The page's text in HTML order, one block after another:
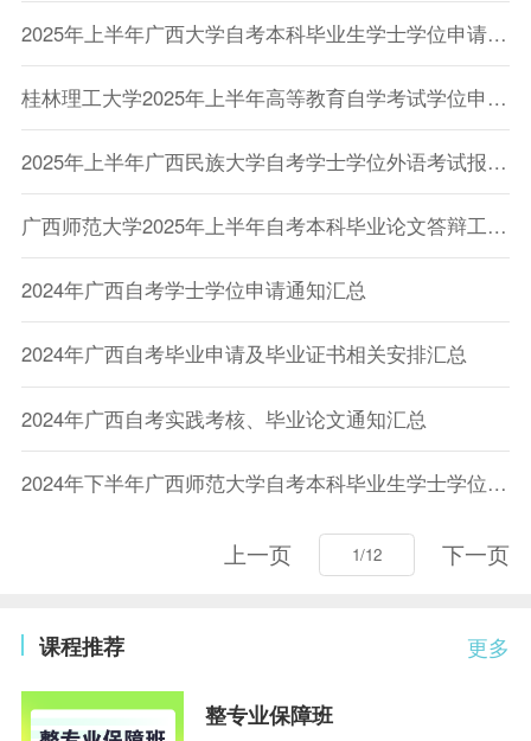
2025年上半年广西大学自考本科毕业生学士学位申请工作通知
桂林理工大学2025年上半年高等教育自学考试学位申请指南
2025年上半年广西民族大学自考学士学位外语考试报名通知
广西师范大学2025年上半年自考本科毕业论文答辩工作通知
2024年广西自考学士学位申请通知汇总
2024年广西自考毕业申请及毕业证书相关安排汇总
2024年广西自考实践考核、毕业论文通知汇总
2024年下半年广西师范大学自考本科毕业生学士学位申请工作的通知
上一页 下一页
更多
课程推荐
整专业保障班